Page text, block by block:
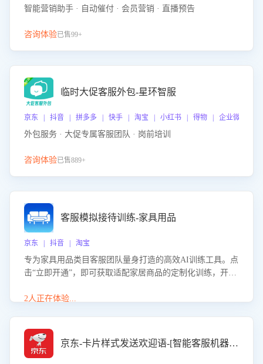
智能营销助手 · 自动催付 · 会员营销 · 直播预告
咨询体验已售99+
临时大促客服外包-星环智服
京东 | 抖音 | 拼多多 | 快手 | 淘宝 | 小红书 | 得物 | 企业微信
外包服务 · 大促专属客服团队 · 岗前培训
咨询体验已售889+
客服模拟接待训练-家具用品
京东 | 抖音 | 淘宝
专为家具用品类目客服团队量身打造的高效AI训练工具。点
击“立即开通”，即可获取适配家居商品的定制化训练，开启
能、尺寸参数咨询等高频场景下的专业应对能力。
2人正在体验...
京东-卡片样式发送欢迎语-[智能客服机器人]